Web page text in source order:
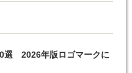
選 2026年版ロゴマークに